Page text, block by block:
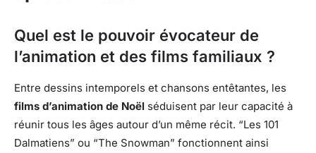
Quel est le pouvoir évocateur de
l’animation et des films familiaux ?
Entre dessins intemporels et chansons entêtantes, les
films d’animation de Noël séduisent par leur capacité à
réunir tous les âges autour d’un même récit. “Les 101
Dalmatiens” ou “The Snowman” fonctionnent ainsi